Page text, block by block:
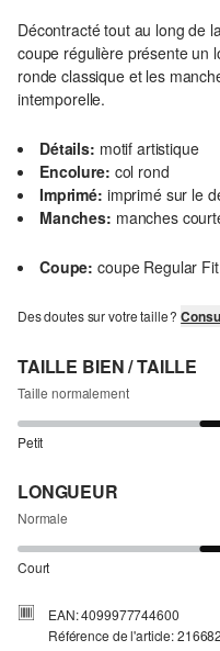
Décontracté tout au long de
coupe régulière présente un
ronde classique et les
intemporelle.
Détails: motif artistique
Encolure: col rond
Imprimé: imprimé sur le
Manches: manches
Coupe: coupe Regular Fit
Des doutes sur votre taille ?
TAILLE BIEN / TAILLE
Taille normalement
Petit
LONGUEUR
Normale
Court
EAN: 4099977744600
Référence de l'article: